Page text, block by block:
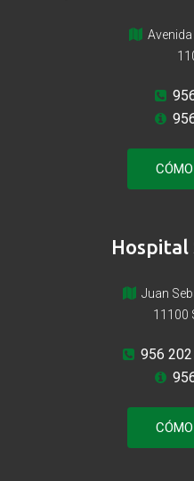
Avenida
Hospital
Juan
11100
956